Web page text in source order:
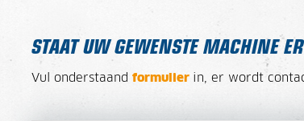
STAAT UW GEWENSTE MACHINE
Vul onderstaand formulier in, er wordt